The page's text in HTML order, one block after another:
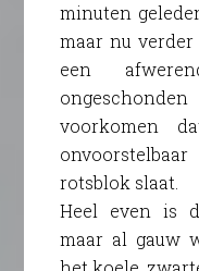
minuten
maar nu
een
voorkomen
rotsblok slaat.
Heel even is
maar al gauw